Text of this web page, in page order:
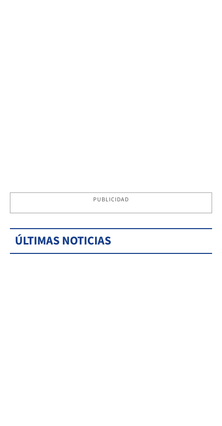
PUBLICIDAD
ÚLTIMAS NOTICIAS